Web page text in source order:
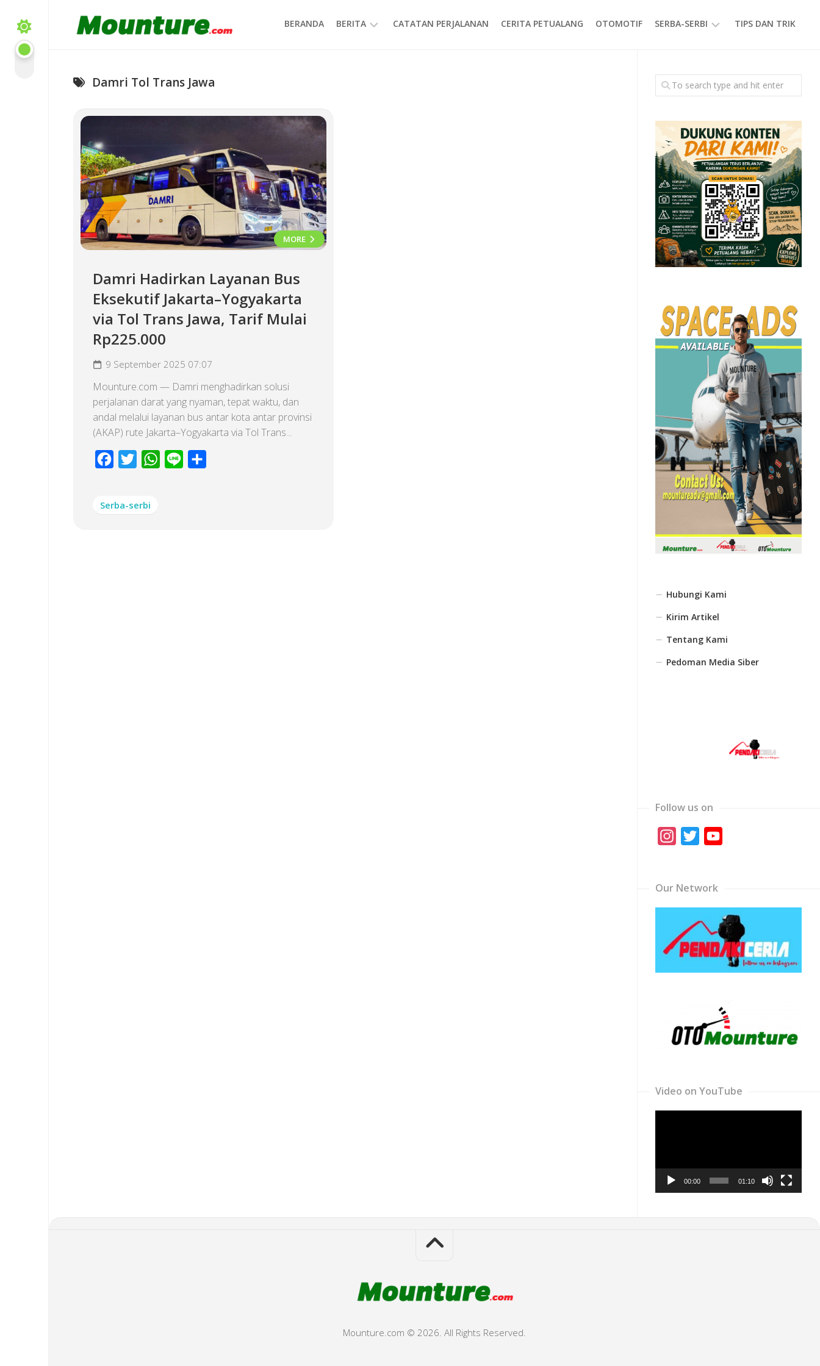
content
BERANDA BERITA CATATAN PERJALANAN CERITA PETUALANG OTOMOTIF SERBA-SERBI
GAYA
HIDUP
TIPS DAN TRIK
Damri Tol Trans Jawa
MORE
Damri Hadirkan Layanan Bus
Eksekutif Jakarta–Yogyakarta
via Tol Trans Jawa, Tarif Mulai
Rp225.000
9 September 2025 07:07
Mounture.com — Damri menghadirkan solusi
perjalanan darat yang nyaman, tepat waktu, dan
andal melalui layanan bus antar kota antar provinsi
(AKAP) rute Jakarta–Yogyakarta via Tol Trans...
Facebook
Twitter WhatsApp
Line
Serba-serbi
Hubungi Kami
Kirim Artikel
Tentang Kami
Pedoman Media Siber
Follow us on
Instagram
Twitter
Our Network
Video on YouTube
00:00 01:10
Mounture.com © 2026. All Rights Reserved.